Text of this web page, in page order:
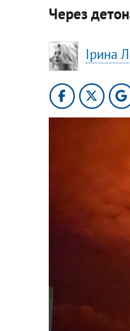
Через
Ірина